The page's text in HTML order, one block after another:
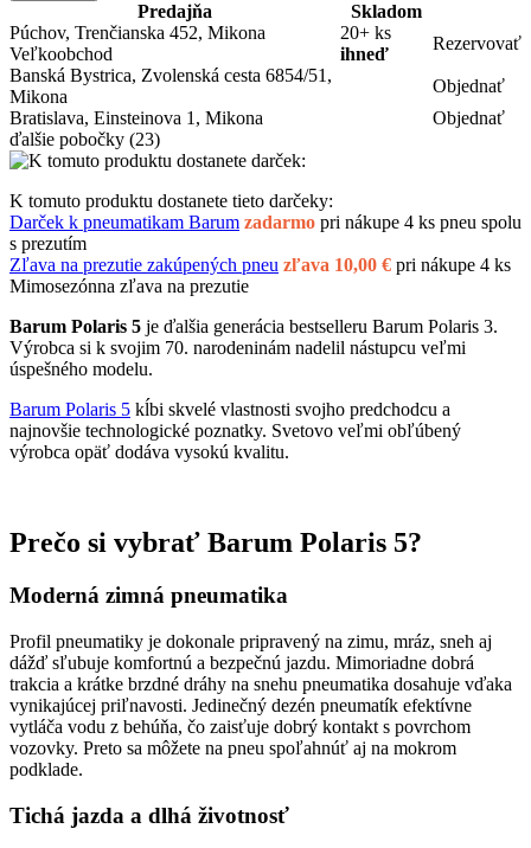
Predajňa
Skladom
Púchov, Trenčianska 452, Mikona
Veľkoobchod
20+ ks
ihneď
Rezervovať
Banská Bystrica, Zvolenská cesta 6854/51,
Mikona
Objednať
Bratislava, Einsteinova 1, Mikona
Objednať
ďalšie pobočky (23)
K tomuto produktu dostanete tieto darčeky:
Darček k pneumatikam Barum zadarmo pri nákupe 4 ks pneu spolu
s prezutím
Zľava na prezutie zakúpených pneu zľava 10,00 € pri nákupe 4 ks
Mimosezónna zľava na prezutie
Barum Polaris 5 je ďalšia generácia bestselleru Barum Polaris 3.
Výrobca si k svojim 70. narodeninám nadelil nástupcu veľmi
úspešného modelu.
Barum Polaris 5 kĺbi skvelé vlastnosti svojho predchodcu a
najnovšie technologické poznatky. Svetovo veľmi obľúbený
výrobca opäť dodáva vysokú kvalitu.
Prečo si vybrať Barum Polaris 5?
Moderná zimná pneumatika
Profil pneumatiky je dokonale pripravený na zimu, mráz, sneh aj
dážď sľubuje komfortnú a bezpečnú jazdu. Mimoriadne dobrá
trakcia a krátke brzdné dráhy na snehu pneumatika dosahuje vďaka
vynikajúcej priľnavosti. Jedinečný dezén pneumatík efektívne
vytláča vodu z behúňa, čo zaisťuje dobrý kontakt s povrchom
vozovky. Preto sa môžete na pneu spoľahnúť aj na mokrom
podklade.
Tichá jazda a dlhá životnosť